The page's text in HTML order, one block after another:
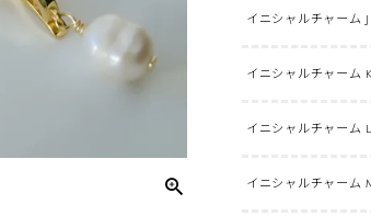
イニシャルチャーム J
イニシャルチャーム K
イニシャルチャーム L
イニシャルチャーム